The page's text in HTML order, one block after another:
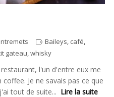
Baileys, café,
gateau,whisky
l'un d'entre eux me
Je ne savais pas ce que
tout de suite... Lire la suite